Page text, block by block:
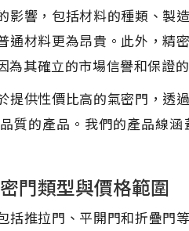
影響，包括材料的種類、製
通材料更為昂貴。此外，精
為其確立的市場信譽和保證
提供性價比高的氣密門，透
質的產品。我們的產品線
門類型與價格範圍
括推拉門、平開門和折疊門